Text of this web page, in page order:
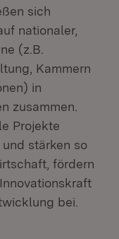
sich
nationaler,
(z.B.
Kammern
in
zusammen.
Projekte
stärken so
fördern
bei.